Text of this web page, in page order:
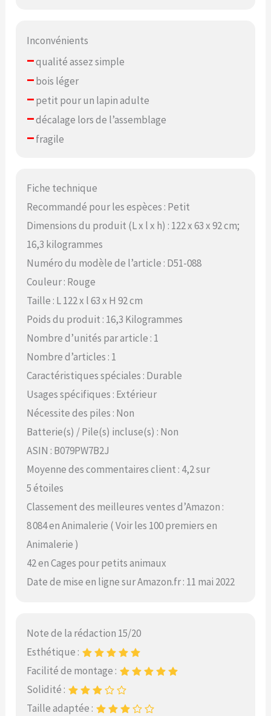
Inconvénients
–qualité assez simple
–bois léger
–petit pour un lapin adulte
–décalage lors de l’assemblage
–fragile
Fiche technique
Recommandé pour les espèces : Petit
Dimensions du produit (L x l x h) : 122 x 63 x 92 cm;
16,3 kilogrammes
Numéro du modèle de l’article : D51-088
Couleur : Rouge
Taille : L 122 x l 63 x H 92 cm
Poids du produit : 16,3 Kilogrammes
Nombre d’unités par article : 1
Nombre d’articles : 1
Caractéristiques spéciales : Durable
Usages spécifiques : Extérieur
Nécessite des piles : Non
Batterie(s) / Pile(s) incluse(s) : Non
ASIN : B079PW7B2J
Moyenne des commentaires client : 4,2 sur
5 étoiles
Classement des meilleures ventes d’Amazon :
8 084 en Animalerie ( Voir les 100 premiers en
Animalerie )
42 en Cages pour petits animaux
Date de mise en ligne sur Amazon.fr : 11 mai 2022
Note de la rédaction 15/20
Esthétique :
Facilité de montage :
Solidité :
Taille adaptée :